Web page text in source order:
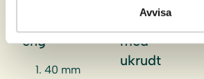
Avvisa
eng
40 mm
på jord
med
ukrudt